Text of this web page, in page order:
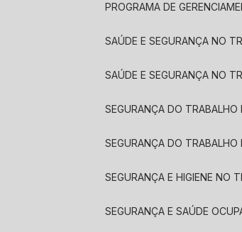
PROGRAMA DE
SAÚDE E SEGURANÇA NO
SAÚDE E SEGURANÇA NO
SEGURANÇA DO TRABALHO
SEGURANÇA DO
SEGURANÇA E HIGIENE NO
SEGURANÇA E SAÚDE